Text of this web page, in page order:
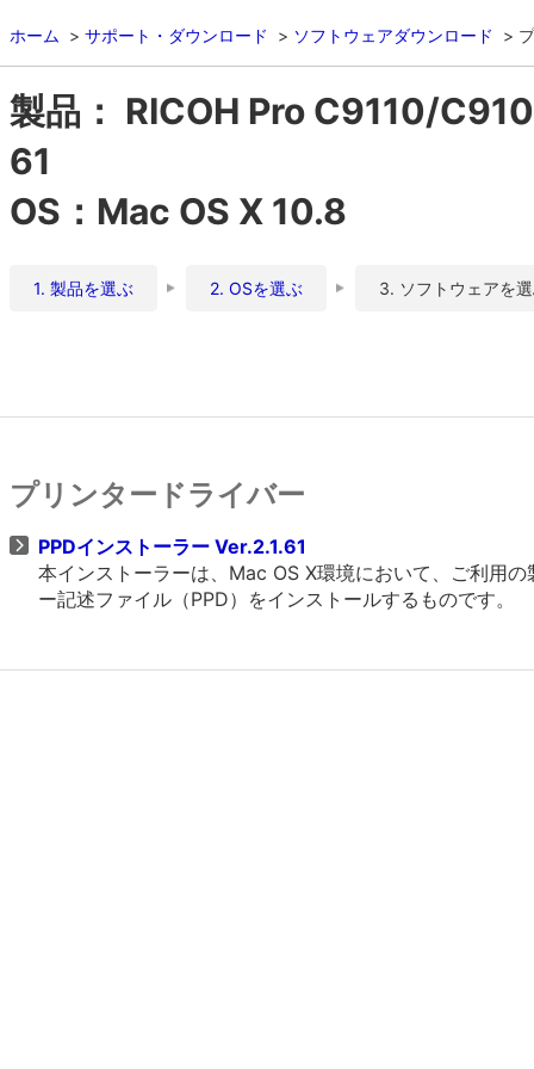
ホーム サポート・ダウンロード ソフトウェアダウンロード
製品： RICOH Pro C9110/
61
OS：Mac OS X 10.8
1. 製品を選ぶ 2. OSを選ぶ 3. ソフトウェアを
プリンタードライバー
PPDインストーラー Ver.2.1.61
本インストーラーは、Mac OS X環境において、ご利用
ー記述ファイル（PPD）をインストールするものです。